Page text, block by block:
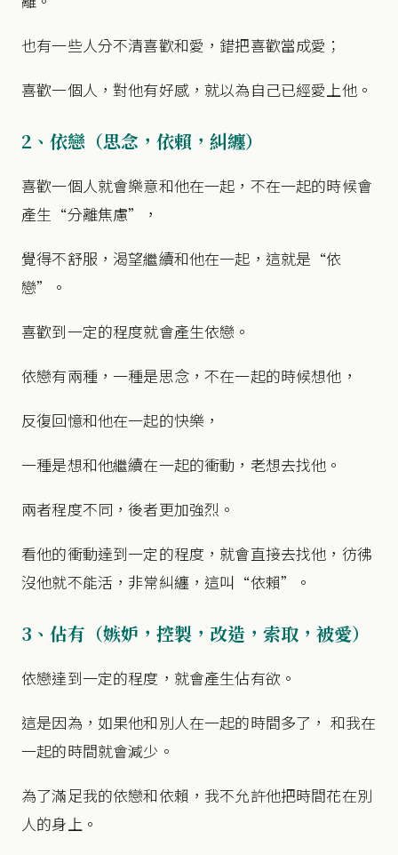
也有一些人分不清喜歡和愛，錯把喜歡當成愛；
喜歡一個人，對他有好感，就以為自己已經愛上他。
2、依戀（思念，依賴，糾纏）
喜歡一個人就會樂意和他在一起，不在一起的時候會
產生“分離焦慮”，
覺得不舒服，渴望繼續和他在一起，這就是“依
戀”。
喜歡到一定的程度就會產生依戀。
依戀有兩種，一種是思念，不在一起的時候想他，
反復回憶和他在一起的快樂，
一種是想和他繼續在一起的衝動，老想去找他。
兩者程度不同，後者更加強烈。
看他的衝動達到一定的程度，就會直接去找他，彷彿
沒他就不能活，非常糾纏，這叫“依賴”。
3、佔有（嫉妒，控製，改造，索取，被愛）
依戀達到一定的程度，就會產生佔有欲。
這是因為，如果他和別人在一起的時間多了， 和我在
一起的時間就會減少。
為了滿足我的依戀和依賴，我不允許他把時間花在別
人的身上。